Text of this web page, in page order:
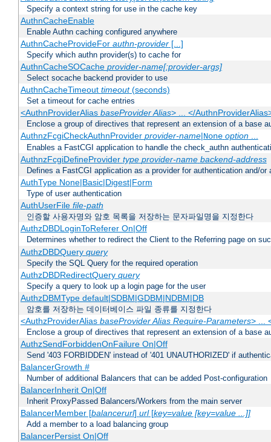
Specify a context string for use in the cache key
AuthnCacheEnable
Enable Authn caching configured anywhere
AuthnCacheProvideFor authn-provider[...]
Specify which authn provider(s) to cache for
AuthnCacheSOCache provider-name[:provider-args]
Select socache backend provider to use
AuthnCacheTimeout timeout(seconds)
Set a timeout for cache entries
<AuthnProviderAlias baseProvider Alias> ... </
Enclose a group of directives that represent an extension of a base
AuthnzFcgiCheckAuthnProvider provider-name|None option...
Enables a FastCGI application to handle the check_authn
AuthnzFcgiDefineProvider type provider-name backend-address
Defines a FastCGI application as a provider for authentication and/or
AuthType None|Basic|Digest|Form
Type of user authentication
AuthUserFile file-path
인증할 사용자명와 암호 목록을 저장하는 문자파일명을 지정한다
AuthzDBDLoginToReferer On|Off
Determines whether to redirect the Client to the Referring page on
AuthzDBDQuery query
Specify the SQL Query for the required operation
AuthzDBDRedirectQuery query
Specify a query to look up a login page for the user
AuthzDBMType default|SDBM|GDBM|NDBM|DB
암호를 저장하는 데이터베이스 파일 종류를 지정한다
<AuthzProviderAlias baseProvider Alias Require-Parameters> ...
Enclose a group of directives that represent an extension of a base
AuthzSendForbiddenOnFailure On|Off
Send '403 FORBIDDEN' instead of '401 UNAUTHORIZED' if
BalancerGrowth #
Number of additional Balancers that can be added Post-configuration
BalancerInherit On|Off
Inherit ProxyPassed Balancers/Workers from the main server
BalancerMember [balancerurl] url[key=value [key=value ...]]
Add a member to a load balancing group
BalancerPersist On|Off